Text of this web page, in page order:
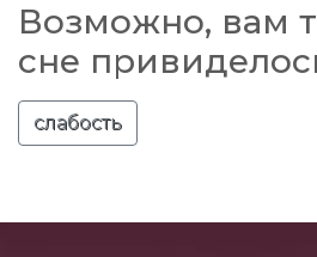
Возможно, вам
сне
слабость